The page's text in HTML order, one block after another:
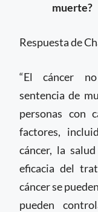
muerte?
Respuesta de
“El cáncer
sentencia de
personas con
factores,
cáncer, la
eficacia del
cáncer se
pueden